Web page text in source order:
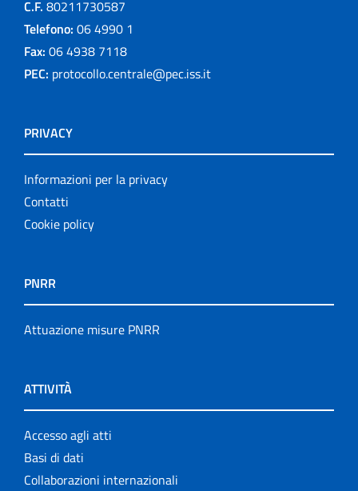
C.F. 80211730587
Telefono: 06 4990 1
Fax: 06 4938 7118
PEC: protocollo.centrale@pec.iss.it
PRIVACY
Informazioni per la privacy
Contatti
Cookie policy
PNRR
Attuazione misure PNRR
ATTIVITÀ
Accesso agli atti
Basi di dati
Collaborazioni internazionali